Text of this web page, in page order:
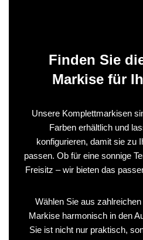
Finden Sie
Markise für
Unsere Komplettmarkisen
Farben erhältlich und
konfigurieren, damit sie zu
passen. Ob für eine sonnige
Freisitz – wir bieten das
Wählen Sie aus
Markise harmonisch in den
Sie ist nicht nur praktisch,